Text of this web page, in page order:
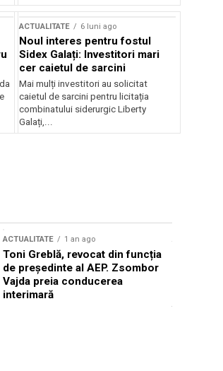
ACTUALITATE 6 luni ago
Noul interes pentru fostul
Sidex Galați: Investitori mari
cer caietul de sarcini
Mai mulți investitori au solicitat
caietul de sarcini pentru licitația
combinatului siderurgic Liberty
Galați,...
ACTUALITATE 1 an ago
Toni Greblă, revocat din funcția
de președinte al AEP. Zsombor
Vajda preia conducerea
interimară